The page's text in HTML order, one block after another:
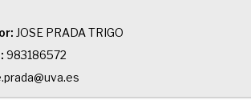
JOSE PRADA TRIGO
983186572